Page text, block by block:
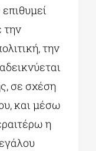
την
την
σε σχέση
και μέσω
η